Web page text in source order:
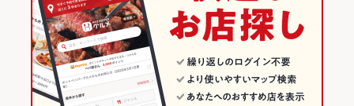
TV・プロジ
ェクタ
あり
英語メニュ
あり
新宿の中華全般ランキング
新宿三丁目のグルメランキング
新宿三丁目の中華ランキング